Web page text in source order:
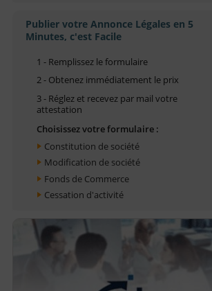
Publier votre Annonce Légales en 5
Minutes, c'est Facile
1 - Remplissez le formulaire
2 - Obtenez immédiatement le prix
3 - Réglez et recevez par mail votre
attestation
Choisissez votre formulaire :
Constitution de société
Modification de société
Fonds de Commerce
Cessation d'activité